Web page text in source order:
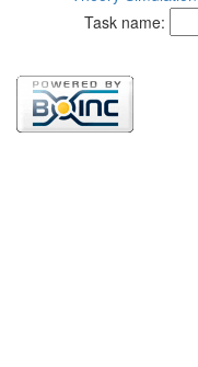
Task name: